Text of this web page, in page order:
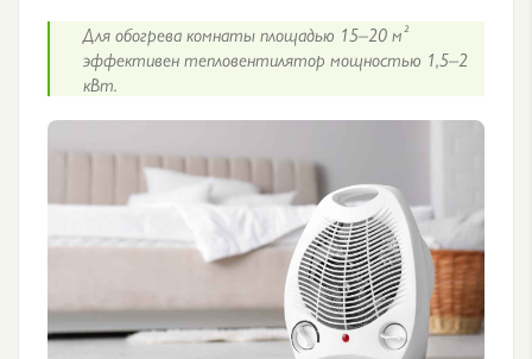
Для обогрева комнаты площадью 15–20 м²
эффективен тепловентилятор мощностью 1,5–2
кВт.